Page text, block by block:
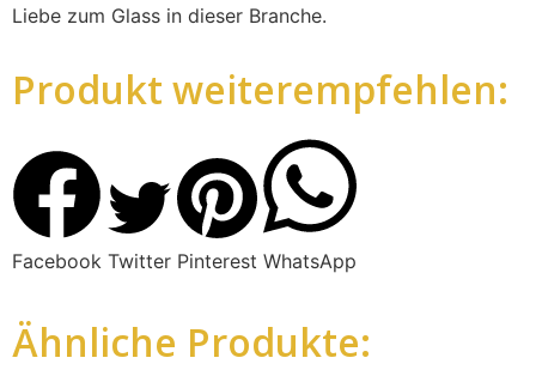
Liebe zum Glass in dieser Branche.
Produkt weiterempfehlen:
Facebook Twitter Pinterest WhatsApp
Ähnliche Produkte: